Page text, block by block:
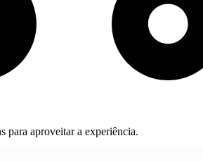
para aproveitar a experiência.